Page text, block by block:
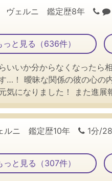
ヴェルニ 鑑定歴8年
と見る（636件）
いいか分からなくなったら
…！ 曖昧な関係の彼の心の
気になりました！ また進
ルニ 鑑定歴10年 1分/
っと見る（307件）